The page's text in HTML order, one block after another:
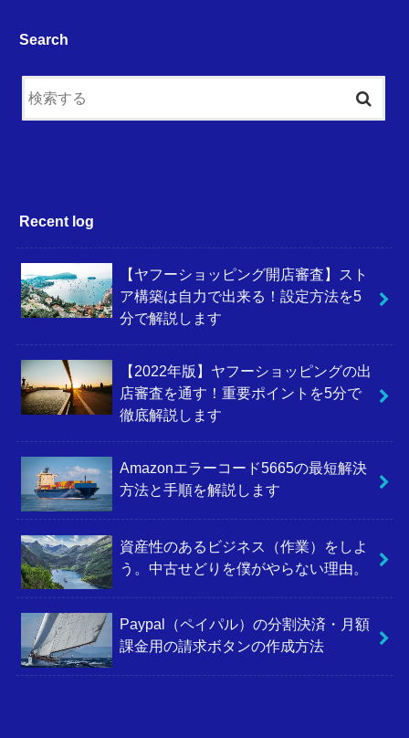
Search
Recent log
【ヤフーショッピング開店審査】スト
ア構築は自力で出来る！設定方法を5
分で解説します
【2022年版】ヤフーショッピングの出
店審査を通す！重要ポイントを5分で
徹底解説します
Amazonエラーコード5665の最短解決
方法と手順を解説します
資産性のあるビジネス（作業）をしよ
う。中古せどりを僕がやらない理由。
Paypal（ペイパル）の分割決済・月額
課金用の請求ボタンの作成方法